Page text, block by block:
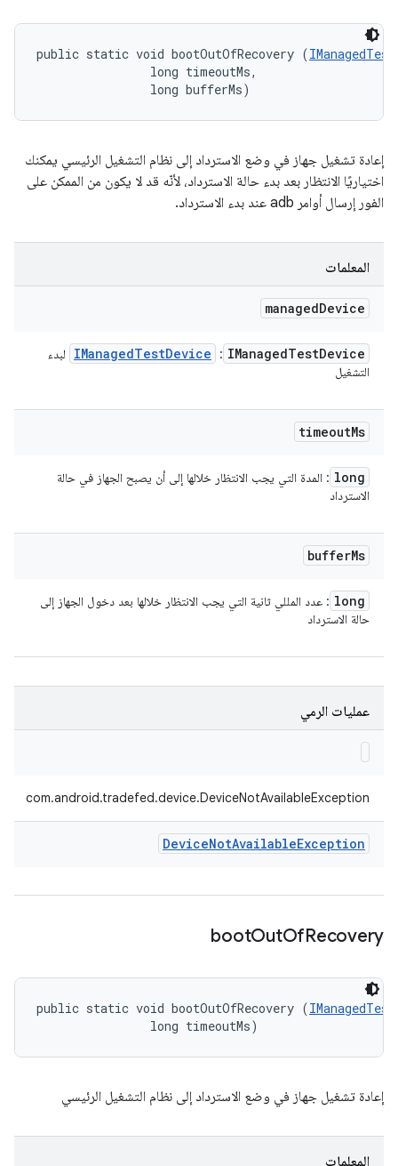
public static void bootOutOfRecovery (
                long timeoutMs,
                long bufferMs)
إعادة تشغيل جهاز في وضع الاسترداد إلى نظام التشغيل الرئيسي يمكنك
اختياريًا الانتظار بعد بدء حالة الاسترداد، لأنّه قد لا يكون من الممكن على
الفور إرسال أوامر adb عند بدء الاسترداد.
المعلمات
managedDevice
IManagedTestDevice
:
IManagedTestDevice
لبدء
التشغيل
timeoutMs
long : المدة التي يجب الانتظار خلالها إلى أن يصبح الجهاز في حالة
الاسترداد
bufferMs
long : عدد المللي ثانية التي يجب الانتظار خلالها بعد دخول الجهاز إلى
حالة الاسترداد
عمليات الرمي
com.android.tradefed.device.DeviceNotAvailableException
DeviceNotAvailableException
bootOutOfRecovery
public static void bootOutOfRecovery (
                long timeoutMs)
إعادة تشغيل جهاز في وضع الاسترداد إلى نظام التشغيل الرئيسي
المعلمات